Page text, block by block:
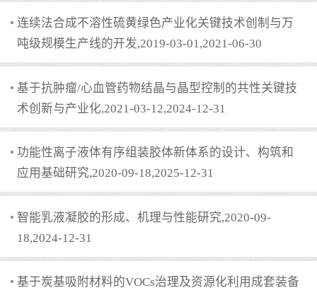
连续法合成不溶性硫黄绿色产业化关键技术创制与万
吨级规模生产线的开发,2019-03-01,2021-06-30
基于抗肿瘤/心血管药物结晶与晶型控制的共性关键技
术创新与产业化,2021-03-12,2024-12-31
功能性离子液体有序组装胶体新体系的设计、构筑和
应用基础研究,2020-09-18,2025-12-31
智能乳液凝胶的形成、机理与性能研究,2020-09-
18,2024-12-31
基于炭基吸附材料的VOCs治理及资源化利用成套装备